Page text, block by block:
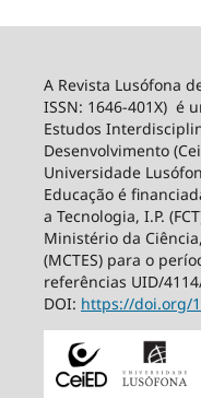
A Revista Lusófona
ISSN: 1646-401X) é
Estudos
Desenvolvimento
Universidade
Educação é
a Tecnologia, I.P.
Ministério da
(MCTES) para o
referências UID/
DOI: https://doi.org/